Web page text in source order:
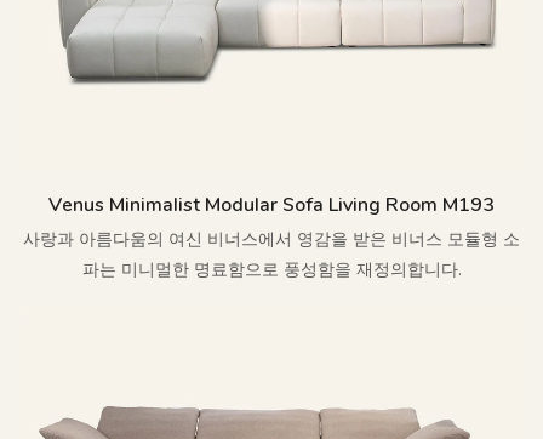
Venus Minimalist Modular Sofa Living Room M193
사랑과 아름다움의 여신 비너스에서 영감을 받은 비너스 모듈형 소
파는 미니멀한 명료함으로 풍성함을 재정의합니다.